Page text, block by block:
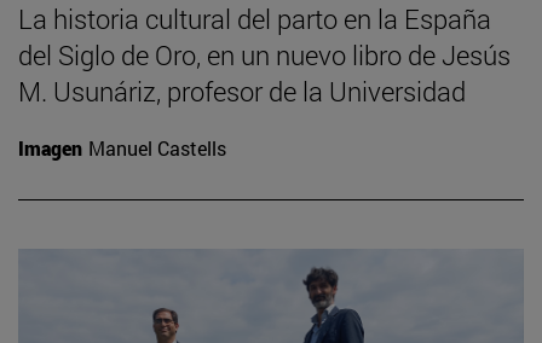
La historia cultural del parto en la España
del Siglo de Oro, en un nuevo libro de Jesús
M. Usunáriz, profesor de la Universidad
Imagen Manuel Castells